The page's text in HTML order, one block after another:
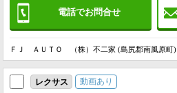
電話でお問合せ
ＦＪ ＡＵＴＯ （株）不二家 (島尻郡南風原町)
レクサス
動画あり